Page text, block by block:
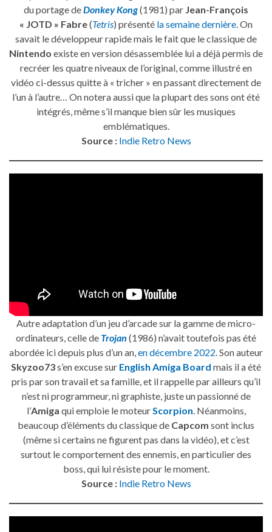
du portage deDonkey Kong(1981) par Jean-François
« JOTD » Fabre(Tetris) présenté la semaine dernière . On
savait le développeur rapide mais le fait que le classique de
Nintendo existe en version désassemblée lui a déjà permis de
recréer les quatre niveaux de l’original, comme illustré en
vidéo ci-dessus quitte à « tricher » en passant directement de
l’un à l’autre… On notera aussi que la plupart des sons ont été
intégrés, même s’il manque bien sûr les musiques
emblématiques.
Source : Indie Retro News
Autre adaptation d’un jeu d’arcade sur la gamme de micro-
ordinateurs, celle de Trojan (1986) n’avait toutefois pas été
abordée ici depuis plus d’un an, en décembre 2022 . Son auteur
Skyzoo73s’en excuse sur English Amiga Board mais il a été
pris par son travail et sa famille, et il rappelle par ailleurs qu’il
n’est ni programmeur, ni graphiste, juste un passionné de
l’Amiga qui emploie le moteur Scorpion . Néanmoins,
beaucoup d’éléments du classique de Capcom sont inclus
(même si certains ne figurent pas dans la vidéo), et c’est
surtout le comportement des ennemis, en particulier des
boss, qui lui résiste pour le moment.
Source : Indie Retro News